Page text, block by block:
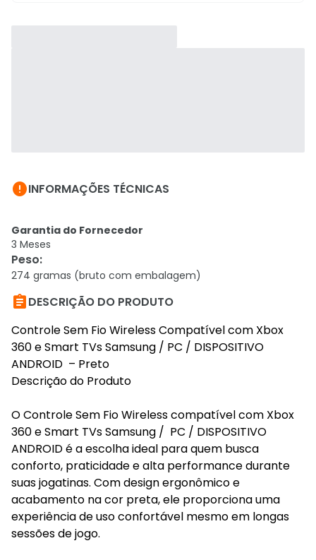
INFORMAÇÕES TÉCNICAS
Garantia do Fornecedor
3 Meses
Peso:
274 gramas (bruto com embalagem)
DESCRIÇÃO DO PRODUTO
Controle Sem Fio Wireless Compatível com Xbox
360 e Smart TVs Samsung / PC / DISPOSITIVO
ANDROID – Preto
Descrição do Produto
O Controle Sem Fio Wireless compatível com Xbox
360 e Smart TVs Samsung / PC / DISPOSITIVO
ANDROID é a escolha ideal para quem busca
conforto, praticidade e alta performance durante
suas jogatinas. Com design ergonômico e
acabamento na cor preta, ele proporciona uma
experiência de uso confortável mesmo em longas
sessões de jogo.